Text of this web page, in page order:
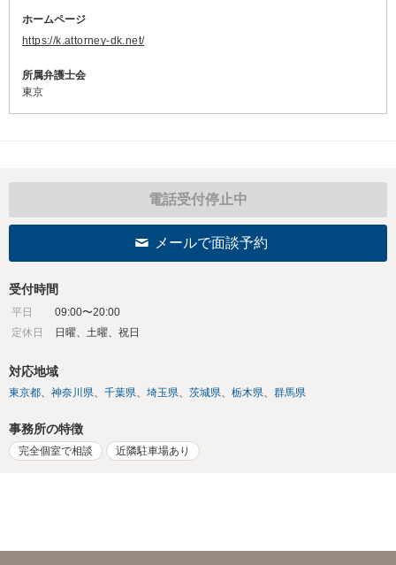
ホームページ
https://k.attorney-dk.net/
所属弁護士会
東京
電話受付停止中
メールで面談予約
受付時間
平日
09:00〜20:00
定休日
日曜、土曜、祝日
対応地域
東京都 神奈川県 千葉県 埼玉県 茨城県 栃木県 群馬県
事務所の特徴
完全個室で相談 近隣駐車場あり